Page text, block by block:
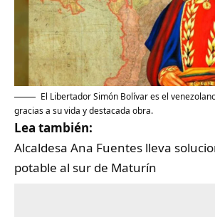
El Libertador Simón Bolívar es el
gracias a su vida y destacada obra.
Lea también:
Alcaldesa Ana Fuentes lleva
potable al sur de Maturín